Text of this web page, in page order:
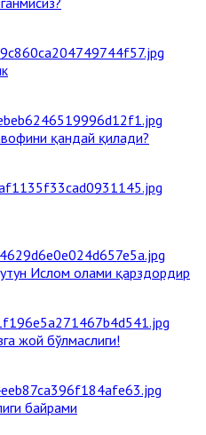
қандай қилади?
Ислом олами қарздордир
жой бўлмаслиги!
байрами